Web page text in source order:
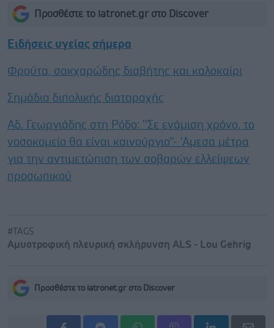
Προσθέστε το iatronet.gr στο Discover
Ειδήσεις υγείας σήμερα
Φρούτα, σακχαρώδης διαβήτης και καλοκαίρι
Σημάδια διπολικής διαταραχής
Αδ. Γεωργιάδης στη Ρόδο: ''Σε ενάμιση χρόνο, το
νοσοκομείο θα είναι καινούργιο''- 'Αμεσα μέτρα
για την αντιμετώπιση των σοβαρών ελλείψεων
προσωπικού
#TAGS
Αμυοτροφική πλευρική σκλήρυνση ALS - Lou Gehrig
Προσθέστε το iatronet.gr στο Discover